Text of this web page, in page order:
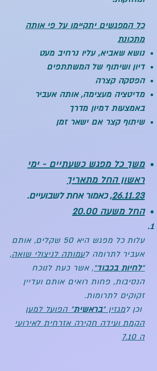
כל המפגשים יתקיימו על פי אותה
מתכונת
נושא שאביא, עליו נרחיב מעט
דיון ושיתוף של המשתתפים
הפסקה קצרה
מדיטציה מעצימה, אותה אעביר
באמצעות דמיון מדרך
שיתוף קצר אם ישאר זמן
משך כל מפגש כשעתיים - ימי
ראשון החל מתאריך
26.11.23, כאמור אחת לשבועיים.
החל משעה 20.00
עלות כל מפגש היא 50 שקלים, אותם
אעביר לתרומה לעמותה לניצולי שואה,
"לחיות בכבוד", אשר כעת לנוכח
הנסיבות, פחות רואים אותם ועדיין
זקוקים לתרומות.
וכן למגזין "בראשית" הפועל למען
הקמת ועידה חקירה אזרחית לאירועי
ה 7.10